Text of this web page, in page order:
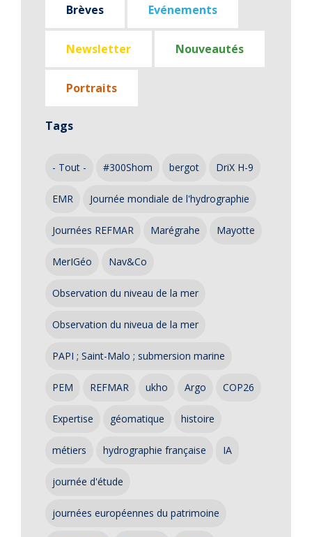
Brèves Evénements
Newsletter Nouveautés
Portraits
Tags
- Tout - #300Shom bergot DriX H-9
EMR Journée mondiale de l'hydrographie
Journées REFMAR Marégrahe Mayotte
MerIGéo Nav&Co
Observation du niveau de la mer
Observation du niveua de la mer
PAPI ; Saint-Malo ; submersion marine
PEM REFMAR ukho Argo COP26
Expertise géomatique histoire
métiers hydrographie française IA
journée d'étude
journées européennes du patrimoine